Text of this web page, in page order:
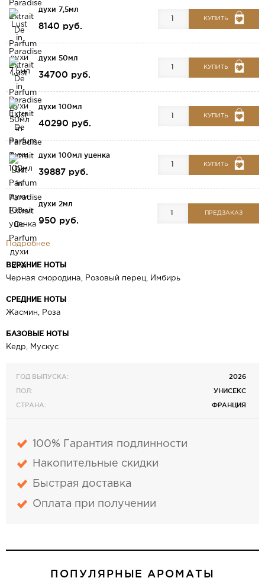
духи 7,5мл
8140 руб.
КУПИТЬ
духи 50мл
34700 руб.
КУПИТЬ
духи 100мл
40290 руб.
КУПИТЬ
духи 100мл уценка
39887 руб.
КУПИТЬ
духи 2мл
950 руб.
ПРЕДЗАКАЗ
Подробнее
ВЕРХНИЕ НОТЫ
Черная смородина, Розовый перец, Имбирь
СРЕДНИЕ НОТЫ
Жасмин, Роза
БАЗОВЫЕ НОТЫ
Кедр, Мускус
ГОД ВЫПУСКА:
2026
ПОЛ:
УНИСЕКС
СТРАНА:
ФРАНЦИЯ
100% Гарантия подлинности
Накопительные скидки
Быстрая доставка
Оплата при получении
ПОПУЛЯРНЫЕ АРОМАТЫ